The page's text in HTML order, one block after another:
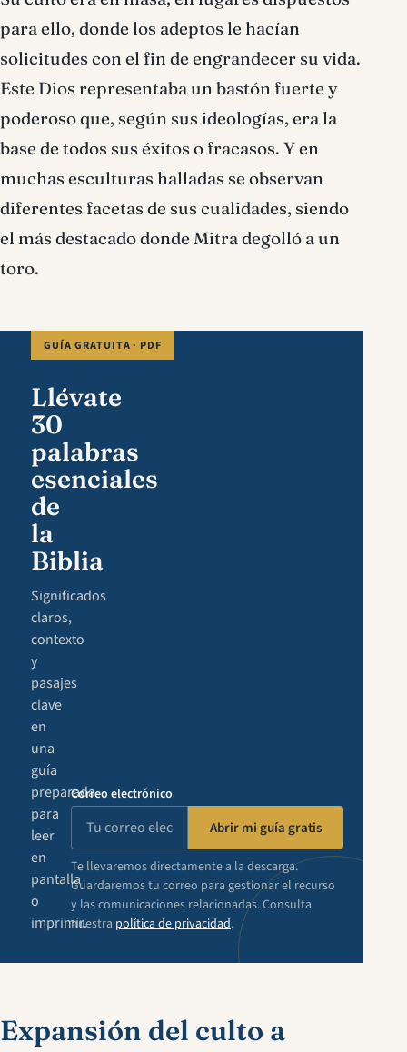
para ello, donde los adeptos le hacían
solicitudes con el fin de engrandecer su vida.
Este Dios representaba un bastón fuerte y
poderoso que, según sus ideologías, era la
base de todos sus éxitos o fracasos. Y en
muchas esculturas halladas se observan
diferentes facetas de sus cualidades, siendo
el más destacado donde Mitra degolló a un
toro.
GUÍA GRATUITA · PDF
Llévate
30
palabras
esenciales
de
la
Biblia
Significados
claros,
contexto
y
pasajes
clave
en
una
guía
preparada
para
leer
en
pantalla
o
imprimir.
Correo electrónico
Abrir mi guía gratis
Te llevaremos directamente a la descarga.
Guardaremos tu correo para gestionar el recurso
y las comunicaciones relacionadas. Consulta
nuestra política de privacidad.
Expansión del culto a